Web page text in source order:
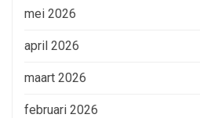
mei 2026
april 2026
maart 2026
februari 2026